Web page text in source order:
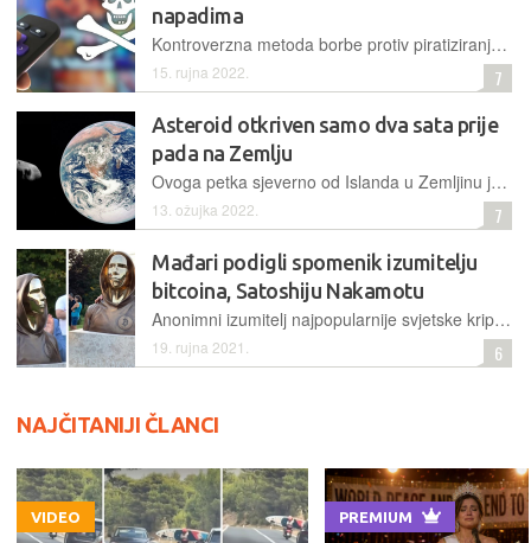
napadima
Kontroverzna metoda borbe protiv piratiziranja sadržaja predložena je u susjednoj nam Mađarskoj. Vlasnici prava na TV sadržaje tamo traže da se pirate napada hakerskim metodama
15. rujna 2022. 7
Asteroid otkriven samo dva sata prije
pada na Zemlju
Ovoga petka sjeverno od Islanda u Zemljinu je atmosferu ušao asteroid promjera 3-4 metra, i vrlo vjerojatno u njoj potpuno izgorio. To je tek peti slučaj da je asteroid bio poznat astronomima prije udara
13. ožujka 2022. 7
Mađari podigli spomenik izumitelju
bitcoina, Satoshiju Nakamotu
Anonimni izumitelj najpopularnije svjetske kriptovalute dobio je bistu u Budimpešti. Ona, prigodno, prikazuje osobu bez izraženih karakteristika lica, zlatne je boje i na prsima ima znak bitcoina
19. rujna 2021. 6
NAJČITANIJI ČLANCI
VIDEO PREMIUM